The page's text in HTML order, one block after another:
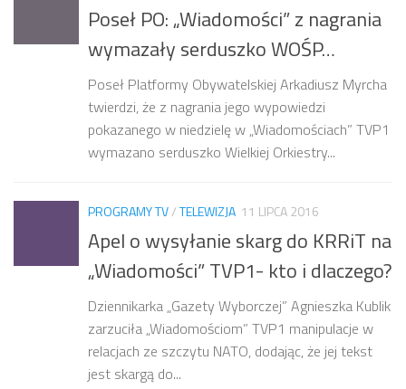
Poseł PO: „Wiadomości” z nagrania
wymazały serduszko WOŚP…
Poseł Platformy Obywatelskiej Arkadiusz Myrcha
twierdzi, że z nagrania jego wypowiedzi
pokazanego w niedzielę w „Wiadomościach” TVP1
wymazano serduszko Wielkiej Orkiestry...
PROGRAMY TV/TELEWIZJA 11 LIPCA 2016
Apel o wysyłanie skarg do KRRiT na
„Wiadomości” TVP1- kto i dlaczego?
Dziennikarka „Gazety Wyborczej” Agnieszka Kublik
zarzuciła „Wiadomościom” TVP1 manipulacje w
relacjach ze szczytu NATO, dodając, że jej tekst
jest skargą do...